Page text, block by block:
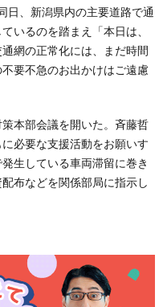
日、新潟県内の主要道路で通
いるのを踏まえ「本日は、
網の正常化には、まだ時間
要不急のお出かけはご遠慮
本部会議を開いた。斉藤哲
必要な支援活動をお願いす
生している車両滞留に巻き
布などを関係部局に指示し